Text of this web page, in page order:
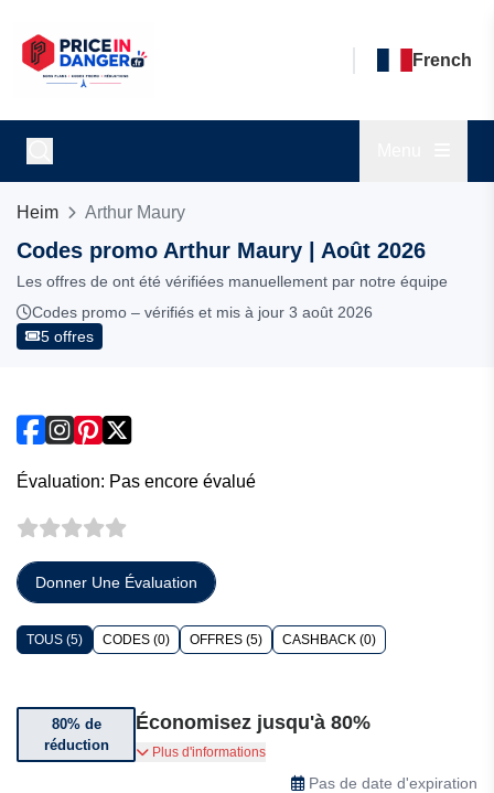
French
Heim Arthur Maury
Codes promo Arthur Maury | Août 2026
Les offres de ont été vérifiées manuellement par notre équipe
Codes promo – vérifiés et mis à jour 3 août 2026
5 offres
Évaluation: Pas encore évalué
Donner Une Évaluation
TOUS (5) CODES (0) OFFRES (5) CASHBACK (0)
80% de
réduction
Économisez jusqu'à 80%
Bénéficiez jusqu'à 80% de réduction sur une
sélection d'articles Arthur Maury.
Plus d'informations
Pas de date d'expiration